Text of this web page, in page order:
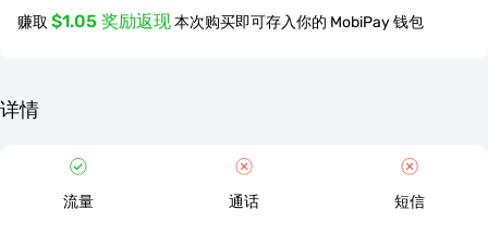
赚取 $1.05 奖励返现本次购买即可存入你的 MobiPay 钱包
详情
流量 通话 短信